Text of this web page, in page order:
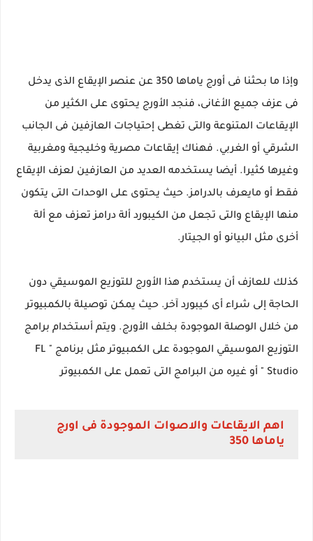
وإذا ما بحثنا فى أورج ياماها 350 عن عنصر الإيقاع الذى يدخل
فى عزف جميع الأغانى، فنجد الأورج يحتوى على الكثير من
الإيقاعات المتنوعة والتى تغطى إحتياجات العازفين فى الجانب
الشرقي أو الغربي. فهناك إيقاعات مصرية وخليجية ومغربية
وغيرها كثيرا. أيضا يستخدمه العديد من العازفين لعزف الإيقاع
فقط أو مايعرف بالدرامز. حيث يحتوى على الوحدات التى يتكون
منها الإيقاع والتى تجعل من الكيبورد ألة درامز تعزف مع ألة
أخرى مثل البيانو أو الجيتار.
كذلك للعازف أن يستخدم هذا الأورج للتوزيع الموسيقي دون
الحاجة إلى شراء أى كيبورد آخر. حيث يمكن توصيلة بالكمبيوتر
من خلال الوصلة الموجودة بخلف الأورج. ويتم أستخدام برامج
التوزيع الموسيقي الموجودة على الكمبيوتر مثل برنامج " FL
Studio " أو غيره من البرامج التى تعمل على الكمبيوتر
اهم الايقاعات والاصوات الموجودة فى اورج
ياماها 350